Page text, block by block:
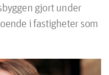
gjort under
i fastigheter som